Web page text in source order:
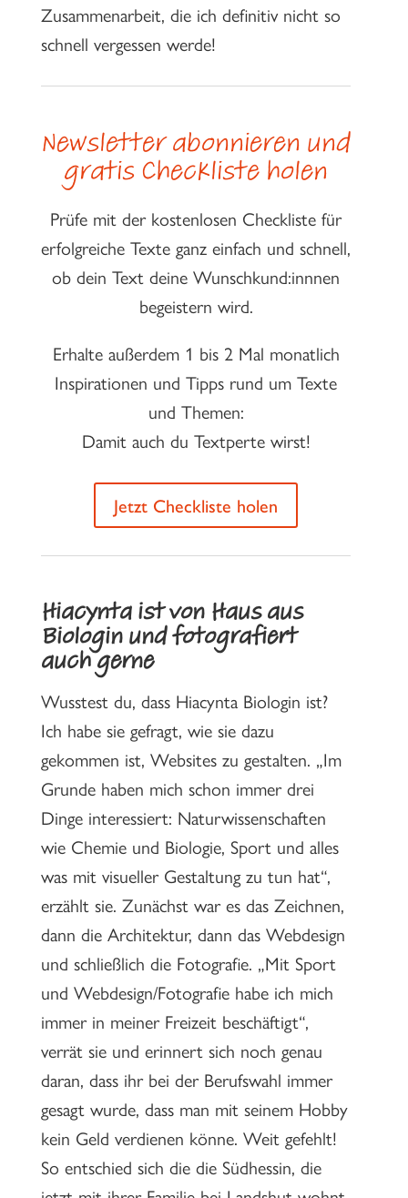
Zusammenarbeit, die ich definitiv nicht so
schnell vergessen werde!
Newsletter abonnieren und
gratis Checkliste holen
Prüfe mit der kostenlosen Checkliste für
erfolgreiche Texte ganz einfach und schnell,
ob dein Text deine Wunschkund:innnen
begeistern wird.
Erhalte außerdem 1 bis 2 Mal monatlich
Inspirationen und Tipps rund um Texte
und Themen:
Damit auch du Textperte wirst!
Jetzt Checkliste holen
Hiacynta ist von Haus aus
Biologin und fotografiert
auch gerne
Wusstest du, dass Hiacynta Biologin ist?
Ich habe sie gefragt, wie sie dazu
gekommen ist, Websites zu gestalten. „Im
Grunde haben mich schon immer drei
Dinge interessiert: Naturwissenschaften
wie Chemie und Biologie, Sport und alles
was mit visueller Gestaltung zu tun hat“,
erzählt sie. Zunächst war es das Zeichnen,
dann die Architektur, dann das Webdesign
und schließlich die Fotografie. „Mit Sport
und Webdesign/Fotografie habe ich mich
immer in meiner Freizeit beschäftigt“,
verrät sie und erinnert sich noch genau
daran, dass ihr bei der Berufswahl immer
gesagt wurde, dass man mit seinem Hobby
kein Geld verdienen könne. Weit gefehlt!
So entschied sich die die Südhessin, die